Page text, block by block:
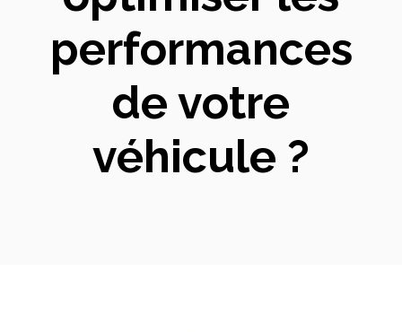
performances
de votre
véhicule ?